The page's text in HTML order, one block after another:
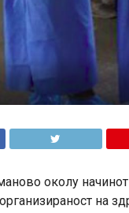
околу
на